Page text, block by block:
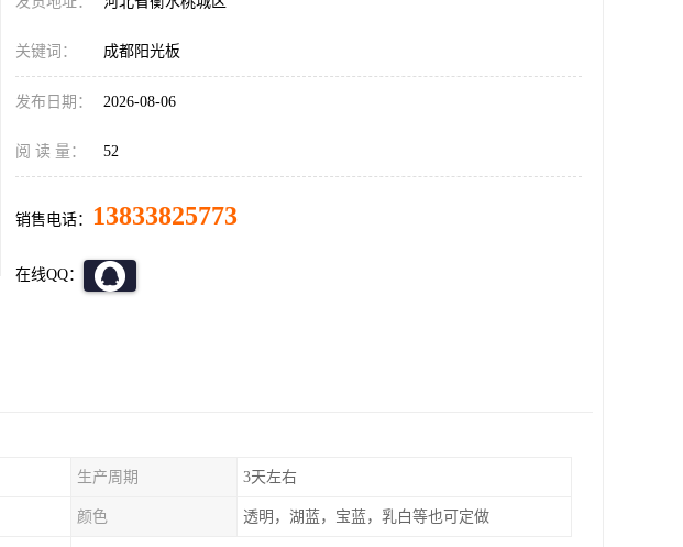
关键词： 成都阳光板
发布日期： 2026-08-06
阅 读 量： 52
销售电话： 13833825773
在线QQ：
生产周期 3天左右
颜色 透明，湖蓝，宝蓝，乳白等也可定做